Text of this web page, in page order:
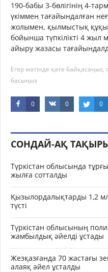
190-бабы 3-бөлігінің 4-
үкіммен тағайындалған
жолымен, қылмыстық
бойынша түпкілікті 4 жыл
айыру жазасы
Егер мәтінде қате
басыңыз
0 0 0
СОНДАЙ-АҚ
Түркістан облысында
жылға сотталды
Қызылордалықтарды 1,2
түсті
Түркістан облысының
жамбылдық әйелді ұстады
Жезқазғанда 70 жастағы
алаяқ әйел ұсталды